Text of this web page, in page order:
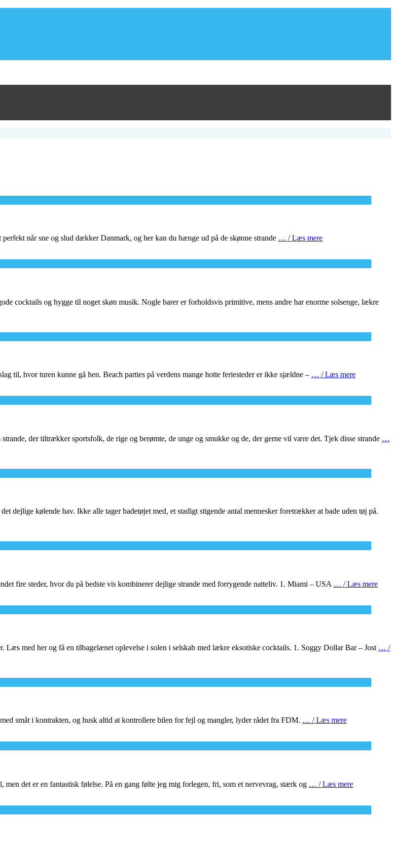
når sne og slud dækker Danmark, og her kan du hænge ud på de skønne strande … / Læs mere
cocktails og hygge til noget skøn musik. Nogle barer er forholdsvis primitive, mens andre har enorme solsenge, lækre
til, hvor turen kunne gå hen. Beach parties på verdens mange hotte feriesteder er ikke sjældne – … / Læs mere
der tiltrækker sportsfolk, de rige og berømte, de unge og smukke og de, der gerne vil være det. Tjek disse strande …
dejlige kølende hav. Ikke alle tager badetøjet med, et stadigt stigende antal mennesker foretrækker at bade uden tøj på.
fire steder, hvor du på bedste vis kombinerer dejlige strande med forrygende natteliv. 1. Miami – USA … / Læs mere
Læs med her og få en tilbagelænet oplevelse i solen i selskab med lækre eksotiske cocktails. 1. Soggy Dollar Bar – Jost … /
småt i kontrakten, og husk altid at kontrollere bilen for fejl og mangler, lyder rådet fra FDM. … / Læs mere
det er en fantastisk følelse. På en gang følte jeg mig forlegen, fri, som et nervevrag, stærk og … / Læs mere